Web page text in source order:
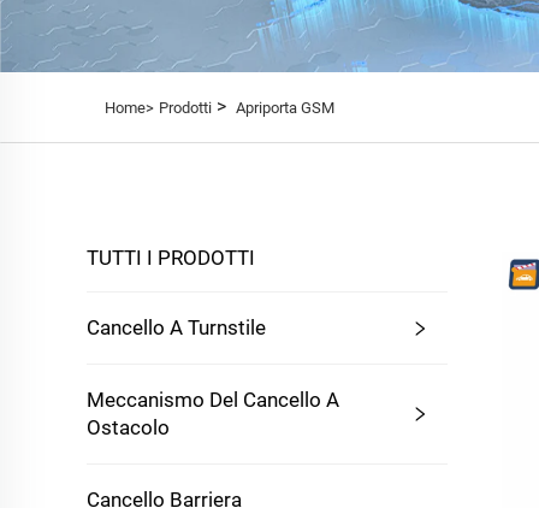
Home> Prodotti > Apriporta GSM
TUTTI I PRODOTTI
Cancello A Turnstile
Meccanismo Del Cancello A
Ostacolo
Cancello Barriera